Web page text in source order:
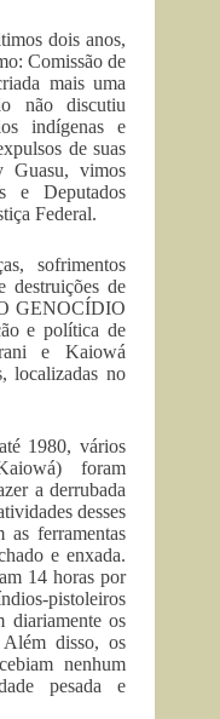
dois anos,
Comissão de
mais uma
não discutiu
indígenas e
de suas
Guasu, vimos
e Deputados
Federal.
sofrimentos
destruições de
GENOCÍDIO
e política de
e Kaiowá
localizadas no
1980, vários
foram
a derrubada
desses
as ferramentas
e enxada.
14 horas por
pistoleiros
diariamente os
disso, os
nenhum
pesada e